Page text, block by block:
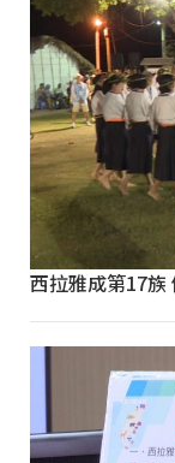
西拉雅成第17族